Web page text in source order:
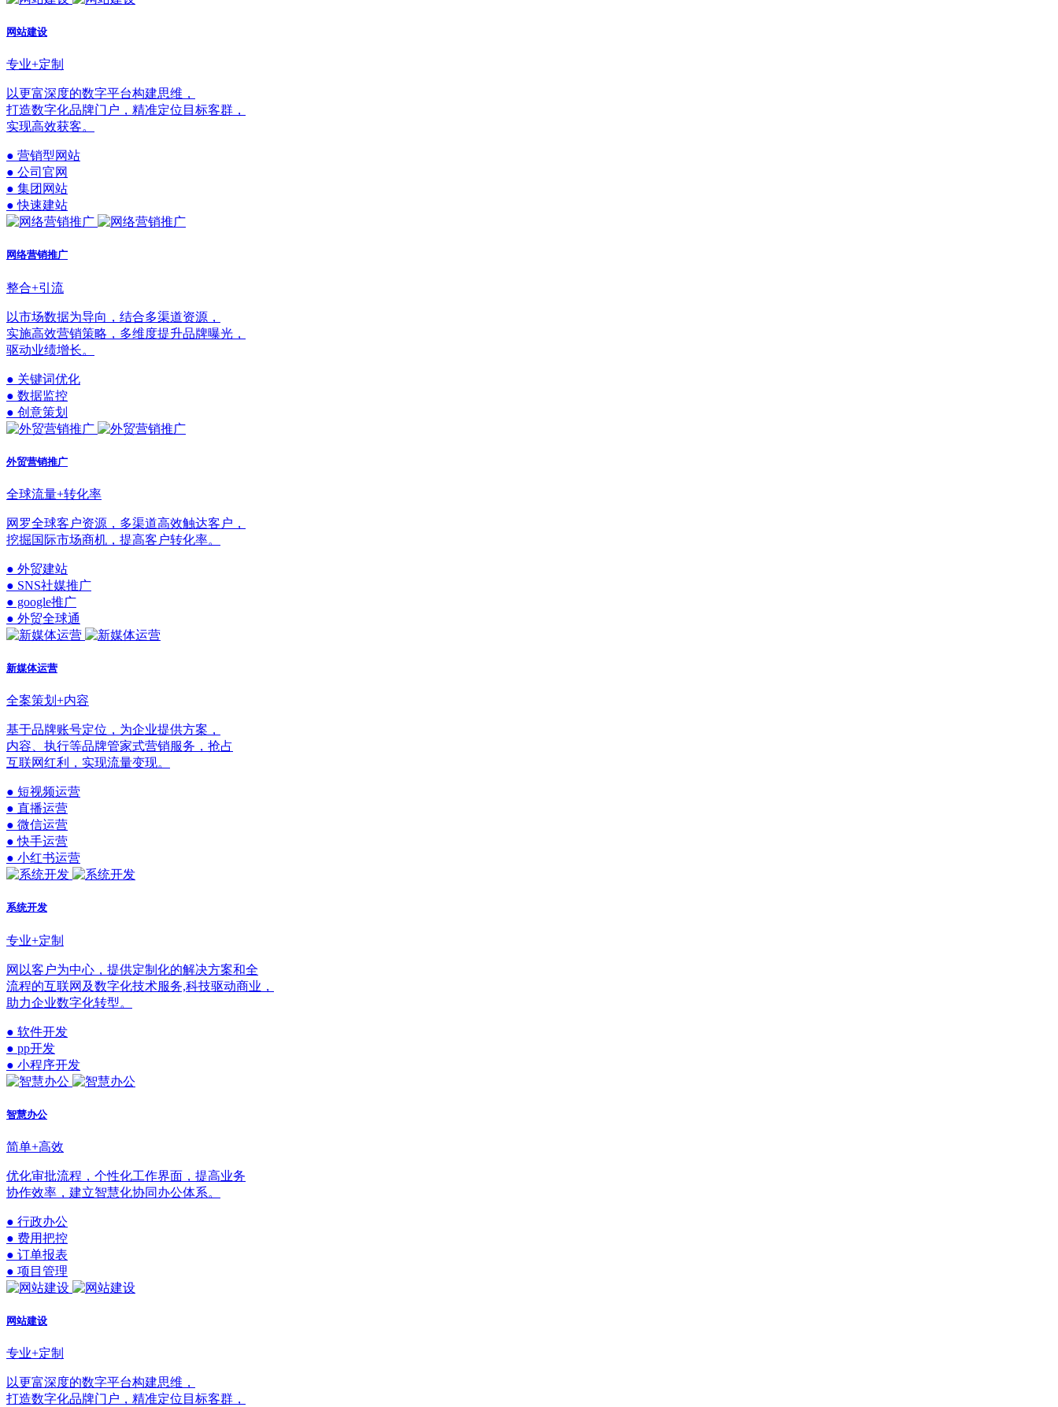
网站建设
专业+定制
以更富深度的数字平台构建思维，
打造数字化品牌门户，精准定位目标客群，
实现高效获客。
● 营销型网站
● 公司官网
● 集团网站
● 快速建站
网络营销推广
整合+引流
以市场数据为导向，结合多渠道资源，
实施高效营销策略，多维度提升品牌曝光，
驱动业绩增长。
● 关键词优化
● 数据监控
● 创意策划
外贸营销推广
全球流量+转化率
网罗全球客户资源，多渠道高效触达客户，
挖掘国际市场商机，提高客户转化率。
● 外贸建站
● SNS社媒推广
● google推广
● 外贸全球通
新媒体运营
全案策划+内容
基于品牌账号定位，为企业提供方案，
内容、执行等品牌管家式营销服务，抢占
互联网红利，实现流量变现。
● 短视频运营
● 直播运营
● 微信运营
● 快手运营
● 小红书运营
系统开发
专业+定制
网以客户为中心，提供定制化的解决方案和全
流程的互联网及数字化技术服务,科技驱动商业，
助力企业数字化转型。
● 软件开发
● pp开发
● 小程序开发
智慧办公
简单+高效
优化审批流程，个性化工作界面，提高业务
协作效率，建立智慧化协同办公体系。
● 行政办公
● 费用把控
● 订单报表
● 项目管理
网站建设
专业+定制
以更富深度的数字平台构建思维，
打造数字化品牌门户，精准定位目标客群，